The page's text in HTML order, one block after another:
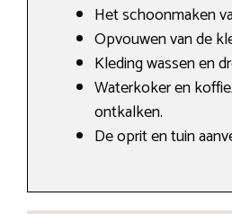
Het schoonmaken
Opvouwen van de
Kleding wassen en
Waterkoker en
ontkalken.
De oprit en tuin